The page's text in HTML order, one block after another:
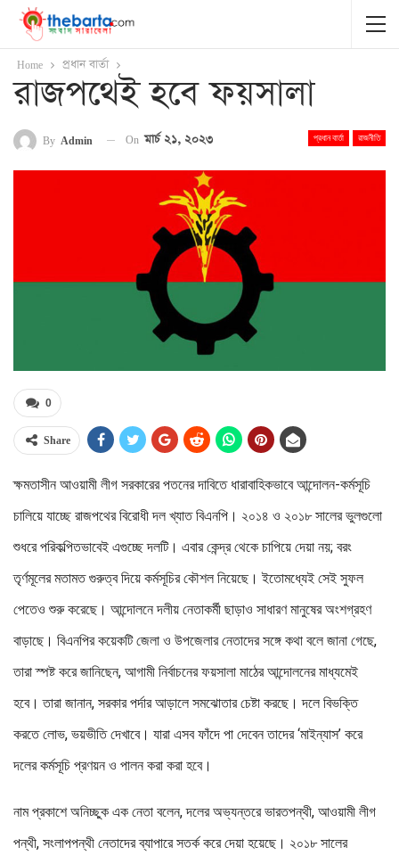
Home প্রধান বার্তা
রাজপথেই হবে ফয়সালা
প্রধান বার্তা রাজনীতি
By Admin On মার্চ ২১, ২০২৩
0
Share
ক্ষমতাসীন আওয়ামী লীগ সরকারের পতনের দাবিতে ধারাবাহিকভাবে আন্দোলন-কর্মসূচি
চালিয়ে যাচ্ছে রাজপথের বিরোধী দল খ্যাত বিএনপি। ২০১৪ ও ২০১৮ সালের ভুলগুলো
শুধরে পরিকল্পিতভাবেই এগুচ্ছে দলটি। এবার কেন্দ্র থেকে চাপিয়ে দেয়া নয়; বরং
তৃর্ণমূলের মতামত গুরুত্ব দিয়ে কর্মসূচির কৌশল নিয়েছে। ইতোমধ্যেই সেই সুফল
পেতেও শুরু করেছে। আন্দোলনে দলীয় নেতাকর্মী ছাড়াও সাধারণ মানুষের অংশগ্রহণ
বাড়াছে। বিএনপির কয়েকটি জেলা ও উপজেলার নেতাদের সঙ্গে কথা বলে জানা গেছে,
তারা স্পষ্ট করে জানিছেন, আগামী নির্বাচনের ফয়সালা মাঠের আন্দোলনের মাধ্যমেই
হবে। তারা জানান, সরকার পর্দার আড়ালে সমঝোতার চেষ্টা করছে। দলে বিভক্তি
করতে লোভ, ভয়ভীতি দেখাবে। যারা এসব ফাঁদে পা দেবেন তাদের ‘মাইন্যাস’ করে
দলের কর্মসূচি প্রণয়ন ও পালন করা করা হবে।
নাম প্রকাশে অনিচ্ছুক এক নেতা বলেন, দলের অভ্যন্তরে ভারতপন্থী, আওয়ামী লীগ
পন্থী, সংলাপপন্থী নেতাদের ব্যাপারে সতর্ক করে দেয়া হয়েছে। ২০১৮ সালের